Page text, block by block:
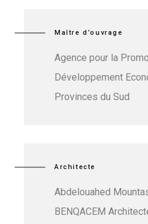
Maître d’ouvrage
Agence pour la
Développement
Provinces du Sud
Architecte
Abdelouahed
BENQACEM